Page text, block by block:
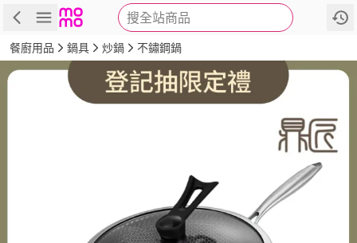
搜全站商品
商品 評價 詳情
餐廚用品 鍋具 炒鍋 不鏽鋼鍋